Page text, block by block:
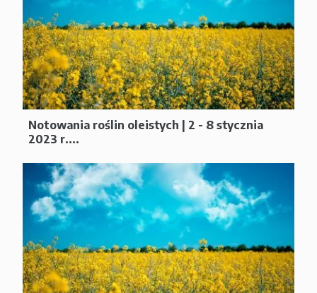
Notowania roślin oleistych | 2 - 8 stycznia
2023 r....